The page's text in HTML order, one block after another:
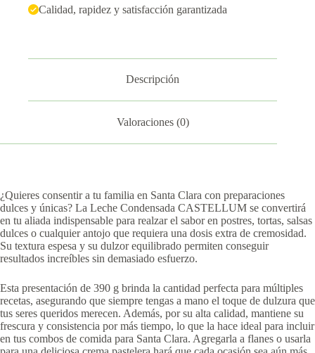
Calidad, rapidez y satisfacción garantizada
Descripción
Valoraciones (0)
¿Quieres consentir a tu familia en Santa Clara con preparaciones
dulces y únicas? La Leche Condensada CASTELLUM se convertirá
en tu aliada indispensable para realzar el sabor en postres, tortas, salsas
dulces o cualquier antojo que requiera una dosis extra de cremosidad.
Su textura espesa y su dulzor equilibrado permiten conseguir
resultados increíbles sin demasiado esfuerzo.
Esta presentación de 390 g brinda la cantidad perfecta para múltiples
recetas, asegurando que siempre tengas a mano el toque de dulzura que
tus seres queridos merecen. Además, por su alta calidad, mantiene su
frescura y consistencia por más tiempo, lo que la hace ideal para incluir
en tus combos de comida para Santa Clara. Agregarla a flanes o usarla